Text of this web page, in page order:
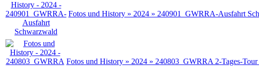
Fotos und History » 2024 » 240901_GWRRA-Ausfahrt
Fotos und History » 2024 » 240803_GWRRA 2-Tages-Tour